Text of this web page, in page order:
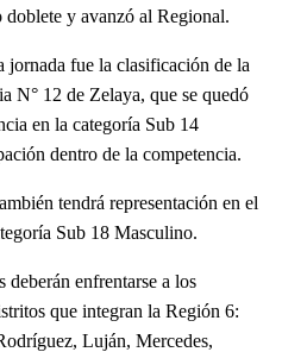
y avanzó al Regional.
jornada fue la clasificación de la
N° 12 de Zelaya, que se quedó
en la categoría Sub 14
dentro de la competencia.
tendrá representación en el
Sub 18 Masculino.
enfrentarse a los
que integran la Región 6:
Luján, Mercedes,